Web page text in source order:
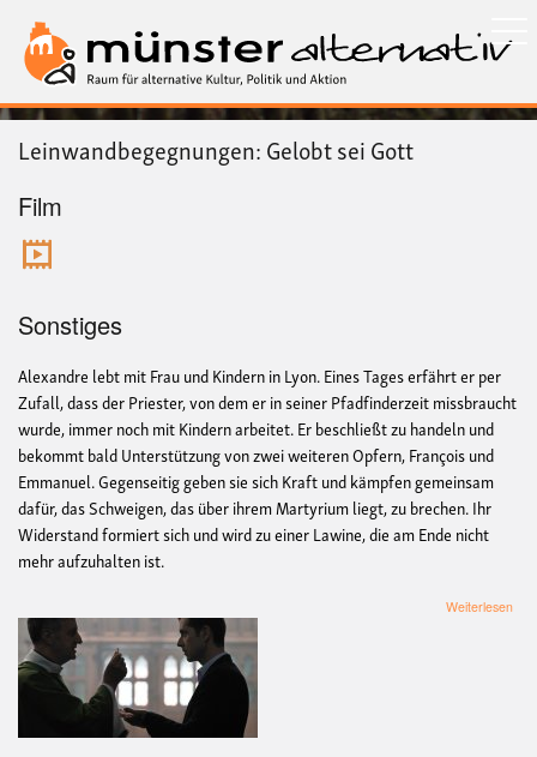
zum
Inhalt
Leinwandbegegnungen: Gelobt sei Gott
Film
Sonstiges
Alexandre lebt mit Frau und Kindern in Lyon. Eines Tages erfährt er per
Zufall, dass der Priester, von dem er in seiner Pfadfinderzeit missbraucht
wurde, immer noch mit Kindern arbeitet. Er beschließt zu handeln und
bekommt bald Unterstützung von zwei weiteren Opfern, François und
Emmanuel. Gegenseitig geben sie sich Kraft und kämpfen gemeinsam
dafür, das Schweigen, das über ihrem Martyrium liegt, zu brechen. Ihr
Widerstand formiert sich und wird zu einer Lawine, die am Ende nicht
mehr aufzuhalten ist.
Weiterlesen